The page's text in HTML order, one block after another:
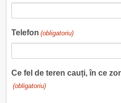
Telefon (obligatoriu)
Ce fel de teren cauți, în ce
(obligatoriu)